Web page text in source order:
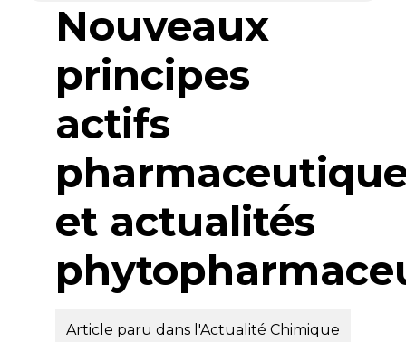
Nouveaux
principes
actifs
et actualités
Article paru dans l'Actualité Chimique